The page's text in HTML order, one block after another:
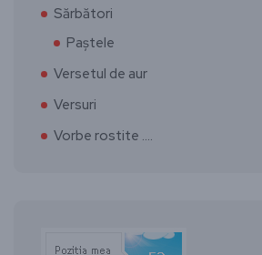
Sărbători
Paștele
Versetul de aur
Versuri
Vorbe rostite ….